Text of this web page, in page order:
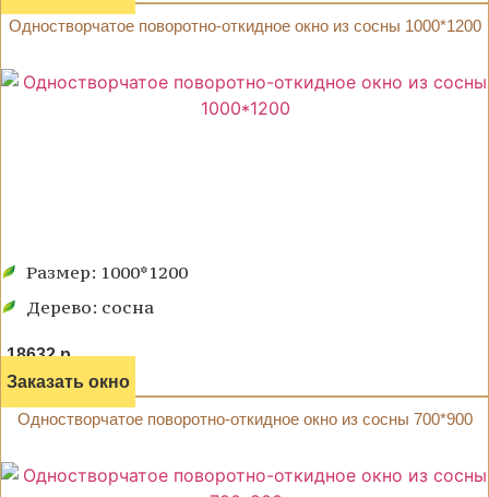
Одностворчатое поворотно-откидное окно из сосны 1000*1200
Размер: 1000*1200
Дерево: сосна
18632 р.
Заказать окно
Одностворчатое поворотно-откидное окно из сосны 700*900